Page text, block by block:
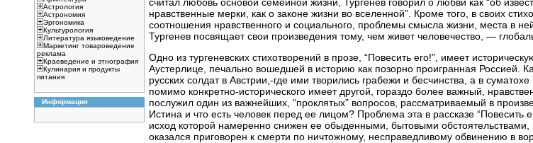
Астрология
Астрономия
Эргономика
Культурология
Литература языковедение
Маркетинг товароведение
реклама
Краеведение и этнография
Кулинария и продукты
питания
Информация
нравственные мерки, как о законе жизни во вселенной”. Кроме того, в своих
соотношения нравственного и социального, проблемы смысла жизни, места в
Тургенев посвящает свои произведения тому, чем живет человечество, —
Одно из тургеневских стихотворений в прозе, “Повесить его!”, имеет
Аустерлице, печально вошедшей в историю как позорно проигранная Россией.
русских солдат в Австрии,-где ими творились грабежи и бесчинства, а в
помимо конкретно-исторического имеет другой, гораздо более важный,
послужил один из важнейших, “проклятых” вопросов, рассматриваемый в
Истина и что есть человек перед ее лицом? Проблема эта в рассказе “Повесить
исход которой намеренно снижен ее обыденными, бытовыми
оказался приговорен к смерти по ничтожному, несправедливому обвинению в